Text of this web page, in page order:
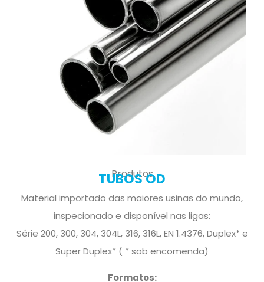
Produtos
TUBOS OD
Material importado das maiores usinas do mundo,
inspecionado e disponível nas ligas:
Série 200, 300, 304, 304L, 316, 316L, EN 1.4376, Duplex* e
Super Duplex* ( * sob encomenda)
Formatos: